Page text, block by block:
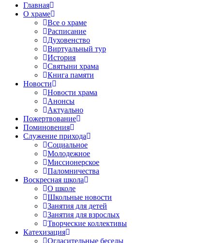
Главная
О храме
Все о храме
Расписание
Духовенство
Виртуальный тур
История
Святыни храма
Книга памяти
Новости
Новости храма
Анонсы
Актуально
Пожертвование
Поминовения
Служение прихода
Социальное
Молодежное
Миссионерское
Паломничества
Воскресная школа
О школе
Школьные новости
Занятия для детей
Занятия для взрослых
Творческие коллективы
Катехизация
Огласительные беседы